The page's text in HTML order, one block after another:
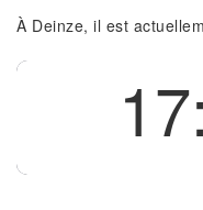
À Deinze, il est